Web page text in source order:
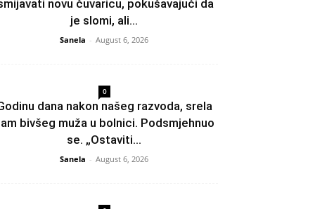
novu čuvaricu, pokušavajući da
je slomi, ali...
Sanela - August 6, 2026
0
dana nakon našeg razvoda, srela
bivšeg muža u bolnici. Podsmjehnuo
se. „Ostaviti...
Sanela - August 6, 2026